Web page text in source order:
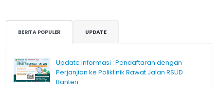
BERITA POPULER UPDATE
Update Informasi : Pendaftaran dengan
Perjanjian ke Poliklinik Rawat Jalan RSUD
Banten